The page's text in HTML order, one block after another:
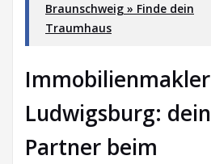
Braunschweig » Finde dein
Traumhaus
Immobilienmakler
Ludwigsburg: dein
Partner beim